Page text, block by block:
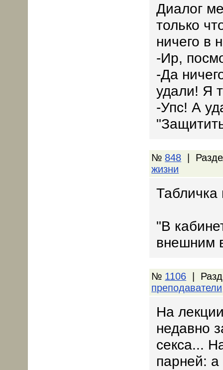
Диалог
только
ничего в
-Ир,
-Да
удали! Я
-Упс! А
№ 848 |
жизни
Табличка
"В
внешним
№ 1106 |
преподаватели
На
недавно
секса...
парней: а